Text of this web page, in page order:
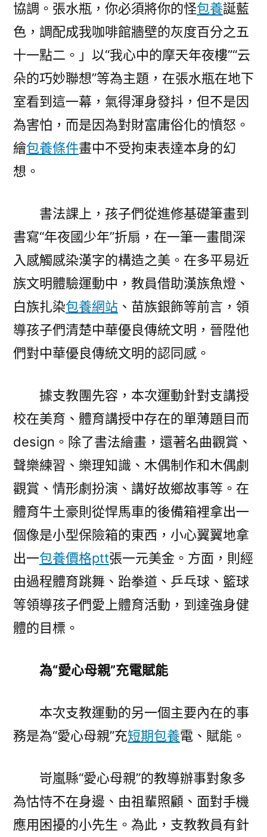
協調。張水瓶，你必須將你的怪包養誕藍
色，調配成我咖啡館牆壁的灰度百分之五
十一點二。」以“我心中的摩天年夜樓”“云
朵的巧妙聯想”等為主題，在張水瓶在地下
室看到這一幕，氣得渾身發抖，但不是因
為害怕，而是因為對財富庸俗化的憤怒。
繪包養條件畫中不受拘束表達本身的幻
想。
書法課上，孩子們從進修基礎筆畫到
書寫“年夜國少年”折扇，在一筆一畫間深
入感觸感染漢字的構造之美。在多平易近
族文明體驗運動中，教員借助漢族魚燈、
白族扎染包養網站 、苗族銀飾等前言，領
導孩子們清楚中華優良傳統文明，晉陞他
們對中華優良傳統文明的認同感。
據支教團先容，本次運動針對支講授
校在美育、體育講授中存在的單薄題目而
design。除了書法繪畫，還著名曲觀賞、
聲樂練習、樂理知識、木偶制作和木偶劇
觀賞、情形劇扮演、講好故鄉故事等。在
體育牛土豪則從悍馬車的後備箱裡拿出一
個像是小型保險箱的東西，小心翼翼地拿
出一包養價格ptt張一元美金。方面，則經
由過程體育跳舞、跆拳道、乒乓球、籃球
等領導孩子們愛上體育活動，到達強身健
體的目標。
為“愛心母親”充電賦能
本次支教運動的另一個主要內在的事
務是為“愛心母親”充短期包養電、賦能。
岢嵐縣“愛心母親”的教導辦事對象多
為怙恃不在身邊、由祖輩照顧、面對手機
應用困擾的小先生。為此，支教教員有針